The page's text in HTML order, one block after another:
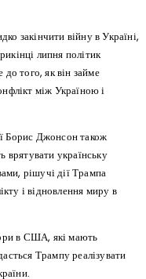
закінчити війну в Україні,
липня політик
того, як він займе
між Україною і
Борис Джонсон також
врятувати українську
рішучі дії Трампа
і відновлення миру в
в США, які мають
Трампу реалізувати